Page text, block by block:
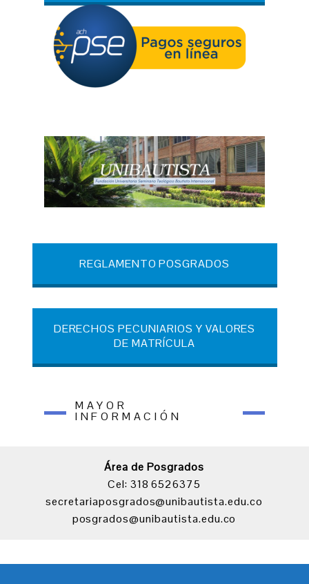
REGLAMENTO POSGRADOS
DERECHOS PECUNIARIOS Y VALORES
DE MATRÍCULA
MAYOR
INFORMACIÓN
Área de Posgrados
Cel: 318 6526375
secretariaposgrados@unibautista.edu.co
posgrados@unibautista.edu.co